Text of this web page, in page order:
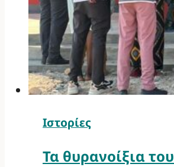
Ιστορίες
Τα θυρανοίξια